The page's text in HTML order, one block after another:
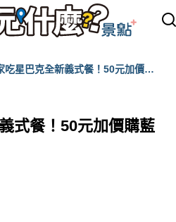
吃星巴克全新義式餐！50元加價購
式餐！50元加價購藍